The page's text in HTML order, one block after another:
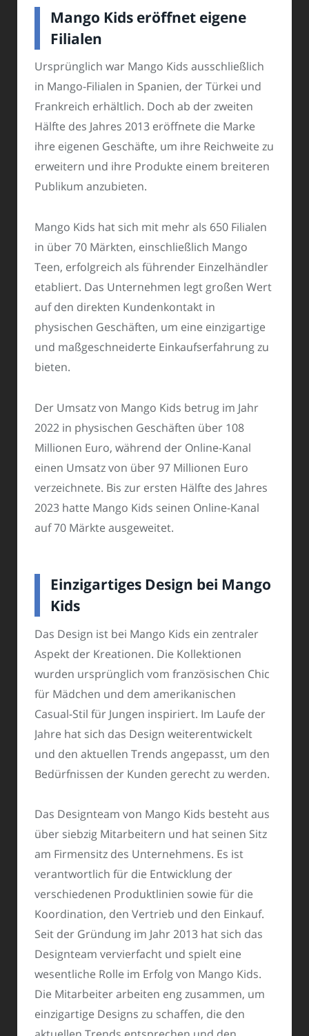
Mango Kids eröffnet eigene
Filialen
Ursprünglich war Mango Kids ausschließlich
in Mango-Filialen in Spanien, der Türkei und
Frankreich erhältlich. Doch ab der zweiten
Hälfte des Jahres 2013 eröffnete die Marke
ihre eigenen Geschäfte, um ihre Reichweite zu
erweitern und ihre Produkte einem breiteren
Publikum anzubieten.
Mango Kids hat sich mit mehr als 650 Filialen
in über 70 Märkten, einschließlich Mango
Teen, erfolgreich als führender Einzelhändler
etabliert. Das Unternehmen legt großen Wert
auf den direkten Kundenkontakt in
physischen Geschäften, um eine einzigartige
und maßgeschneiderte Einkaufserfahrung zu
bieten.
Der Umsatz von Mango Kids betrug im Jahr
2022 in physischen Geschäften über 108
Millionen Euro, während der Online-Kanal
einen Umsatz von über 97 Millionen Euro
verzeichnete. Bis zur ersten Hälfte des Jahres
2023 hatte Mango Kids seinen Online-Kanal
auf 70 Märkte ausgeweitet.
Einzigartiges Design bei Mango
Kids
Das Design ist bei Mango Kids ein zentraler
Aspekt der Kreationen. Die Kollektionen
wurden ursprünglich vom französischen Chic
für Mädchen und dem amerikanischen
Casual-Stil für Jungen inspiriert. Im Laufe der
Jahre hat sich das Design weiterentwickelt
und den aktuellen Trends angepasst, um den
Bedürfnissen der Kunden gerecht zu werden.
Das Designteam von Mango Kids besteht aus
über siebzig Mitarbeitern und hat seinen Sitz
am Firmensitz des Unternehmens. Es ist
verantwortlich für die Entwicklung der
verschiedenen Produktlinien sowie für die
Koordination, den Vertrieb und den Einkauf.
Seit der Gründung im Jahr 2013 hat sich das
Designteam vervierfacht und spielt eine
wesentliche Rolle im Erfolg von Mango Kids.
Die Mitarbeiter arbeiten eng zusammen, um
einzigartige Designs zu schaffen, die den